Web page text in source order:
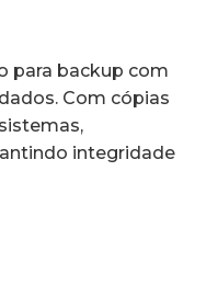
para backup com
Com cópias
integridade